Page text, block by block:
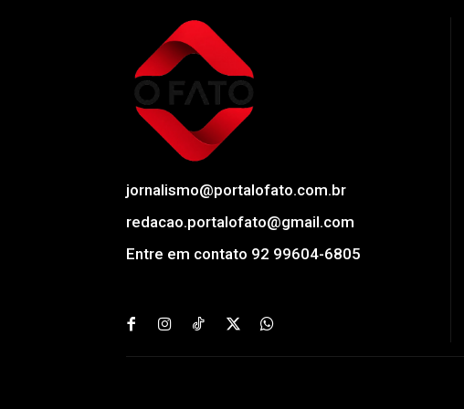
jornalismo@portalofato.com.br
redacao.portalofato@gmail.com
Entre em contato 92 99604-6805